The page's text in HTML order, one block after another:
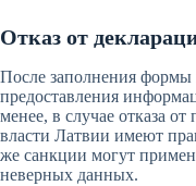
Отказ от
После заполнения
предоставления
менее, в случае отказа
власти Латвии имеют
же санкции могут
неверных данных.